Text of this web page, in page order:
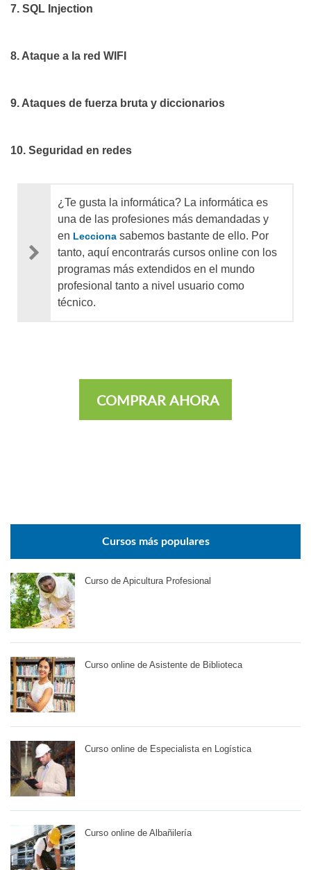
7. SQL Injection
8. Ataque a la red WIFI
9. Ataques de fuerza bruta y diccionarios
10. Seguridad en redes
¿Te gusta la informática? La informática es
una de las profesiones más demandadas y
en Lecciona sabemos bastante de ello. Por
tanto, aquí encontrarás cursos online con los
programas más extendidos en el mundo
profesional tanto a nivel usuario como
técnico.
COMPRAR AHORA
Cursos más populares
Curso de Apicultura Profesional
Curso online de Asistente de Biblioteca
Curso online de Especialista en Logística
Curso online de Albañilería